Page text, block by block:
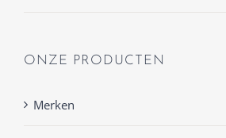
ONZE PRODUCTEN
Merken